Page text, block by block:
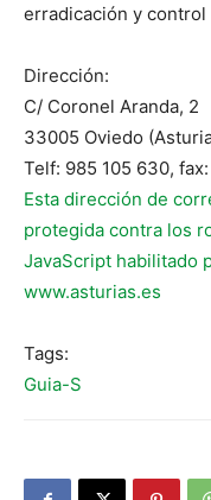
erradicación y control
Dirección:
C/ Coronel Aranda, 2
33005 Oviedo
Telf: 985 105 630,
Esta dirección de
protegida contra los
JavaScript habilitado
www.asturias.es
Tags:
Guia-S